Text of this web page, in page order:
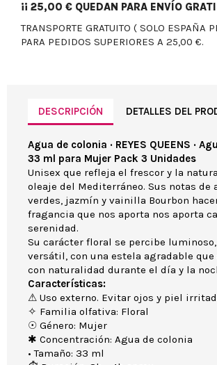
¡¡ 25,00 € QUEDAN PARA ENVÍO
TRANSPORTE GRATUITO ( SOLO ESPAÑA
PARA PEDIDOS SUPERIORES A 25,00 €.
DESCRIPCIÓN DETALLES DEL
Agua de colonia · REYES QUEENS ·
33 ml para Mujer Pack 3 Unidades
Unisex que refleja el frescor y la
oleaje del Mediterráneo. Sus notas de
verdes, jazmín y vainilla Bourbon
fragancia que nos aporta nos aporta
serenidad.
Su carácter floral se percibe
versátil, con una estela agradable que
con naturalidad durante el día y la
Características:
⚠ Uso externo. Evitar ojos y piel
✧ Familia olfativa: Floral
☉ Género: Mujer
✱ Concentración: Agua de colonia
• Tamaño: 33 ml